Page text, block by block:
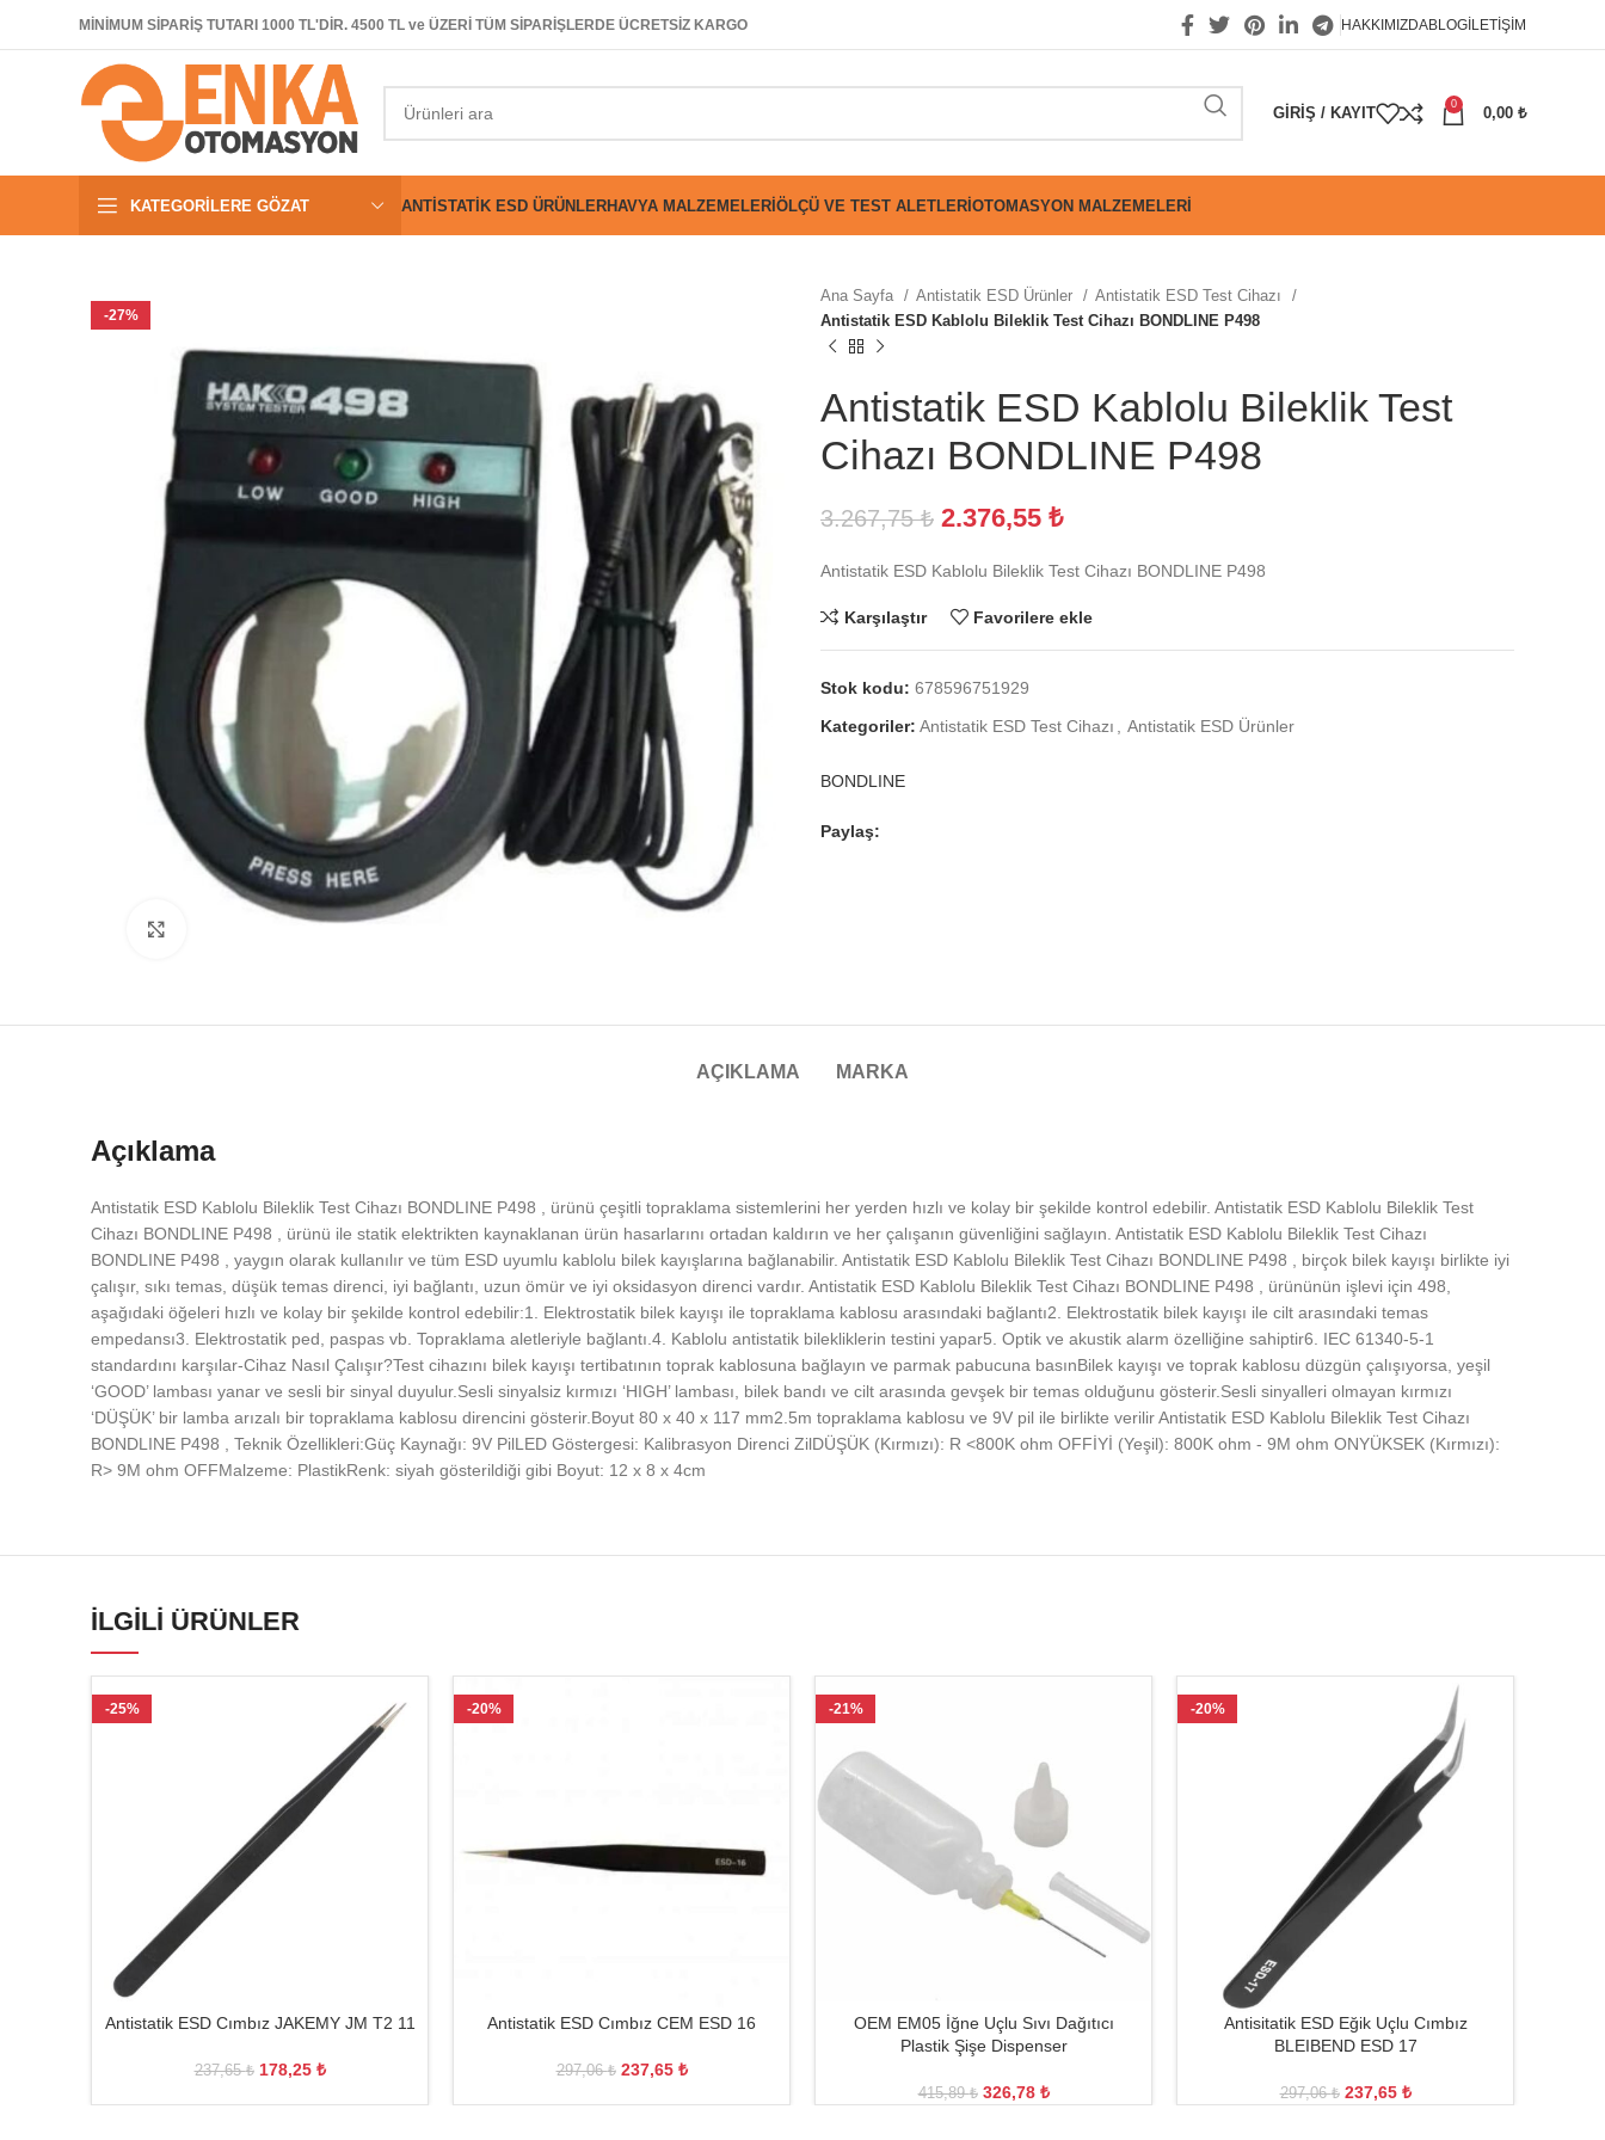
MİNİMUM SİPARİŞ TUTARI 1000 TL'DİR. 4500 TL ve ÜZERİ TÜM SİPARİŞLERDE ÜCRETSİZ KARGO HAKKIMIZDABLOGİLETIŞIM
GIRIŞ / KAYIT
0
0,00 ₺
KATEGORILERE GÖZAT ANTISTATIK ESD ÜRÜNLERHAVYA MALZEMELERIÖLÇÜ VE TEST ALETLERIOTOMASYON MALZEMELERI
-27%
Büyütmek için tıklayın
Ana Sayfa Antistatik ESD Ürünler
Antistatik ESD Test Cihazı
Antistatik ESD Kablolu Bileklik Test Cihazı BONDLINE P498
Antistatik ESD Kablolu Bileklik Test
Cihazı BONDLINE P498
3.267,75₺ 2.376,55 ₺
Antistatik ESD Kablolu Bileklik Test Cihazı BONDLINE P498
Karşılaştır Favorilere ekle
Stok kodu: 678596751929
Kategoriler: Antistatik ESD Test Cihazı Antistatik ESD Ürünler
BONDLINE
Paylaş:
AÇIKLAMA MARKA
Açıklama
Antistatik ESD Kablolu Bileklik Test Cihazı BONDLINE P498 , ürünü çeşitli topraklama sistemlerini her yerden hızlı ve kolay bir şekilde kontrol edebilir. Antistatik ESD Kablolu Bileklik Test
Cihazı BONDLINE P498 , ürünü ile statik elektrikten kaynaklanan ürün hasarlarını ortadan kaldırın ve her çalışanın güvenliğini sağlayın. Antistatik ESD Kablolu Bileklik Test Cihazı
BONDLINE P498 , yaygın olarak kullanılır ve tüm ESD uyumlu kablolu bilek kayışlarına bağlanabilir. Antistatik ESD Kablolu Bileklik Test Cihazı BONDLINE P498 , birçok bilek kayışı birlikte iyi
çalışır, sıkı temas, düşük temas direnci, iyi bağlantı, uzun ömür ve iyi oksidasyon direnci vardır. Antistatik ESD Kablolu Bileklik Test Cihazı BONDLINE P498 , ürününün işlevi için 498,
aşağıdaki öğeleri hızlı ve kolay bir şekilde kontrol edebilir:1. Elektrostatik bilek kayışı ile topraklama kablosu arasındaki bağlantı2. Elektrostatik bilek kayışı ile cilt arasındaki temas
empedansı3. Elektrostatik ped, paspas vb. Topraklama aletleriyle bağlantı.4. Kablolu antistatik bilekliklerin testini yapar5. Optik ve akustik alarm özelliğine sahiptir6. IEC 61340-5-1
standardını karşılar-Cihaz Nasıl Çalışır?Test cihazını bilek kayışı tertibatının toprak kablosuna bağlayın ve parmak pabucuna basınBilek kayışı ve toprak kablosu düzgün çalışıyorsa, yeşil
‘GOOD’ lambası yanar ve sesli bir sinyal duyulur.Sesli sinyalsiz kırmızı ‘HIGH’ lambası, bilek bandı ve cilt arasında gevşek bir temas olduğunu gösterir.Sesli sinyalleri olmayan kırmızı
‘DÜŞÜK’ bir lamba arızalı bir topraklama kablosu direncini gösterir.Boyut 80 x 40 x 117 mm2.5m topraklama kablosu ve 9V pil ile birlikte verilir Antistatik ESD Kablolu Bileklik Test Cihazı
BONDLINE P498 , Teknik Özellikleri:Güç Kaynağı: 9V PilLED Göstergesi: Kalibrasyon Direnci ZilDÜŞÜK (Kırmızı): R <800K ohm OFFİYİ (Yeşil): 800K ohm - 9M ohm ONYÜKSEK (Kırmızı):
R> 9M ohm OFFMalzeme: PlastikRenk: siyah gösterildiği gibi Boyut: 12 x 8 x 4cm
İLGILI ÜRÜNLER
-25%
Antistatik ESD Cımbız JAKEMY JM T2 11
237,65₺ 178,25 ₺
-20%
Antistatik ESD Cımbız CEM ESD 16
297,06₺ 237,65 ₺
-21%
OEM EM05 İğne Uçlu Sıvı Dağıtıcı
Plastik Şişe Dispenser
415,89₺ 326,78 ₺
-20%
Antisitatik ESD Eğik Uçlu Cımbız
BLEIBEND ESD 17
297,06₺ 237,65 ₺